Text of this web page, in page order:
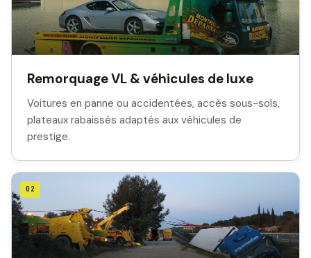
Remorquage VL & véhicules de luxe
Voitures en panne ou accidentées, accès sous-sols,
plateaux rabaissés adaptés aux véhicules de
prestige.
02